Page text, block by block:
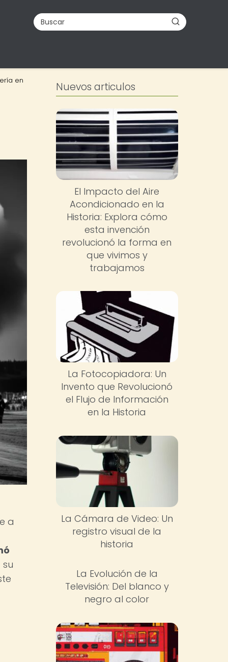
en
a
Nuevos articulos
El Impacto del Aire
Acondicionado en la
Historia: Explora cómo
esta invención
revolucionó la forma en
que vivimos y
trabajamos
La Fotocopiadora: Un
Invento que Revolucionó
el Flujo de Información
en la Historia
La Cámara de Video: Un
registro visual de la
historia
La Evolución de la
Televisión: Del blanco y
negro al color